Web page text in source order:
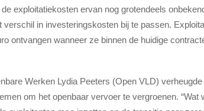
exploitatiekosten ervan nog grotendeels
in investeringskosten bij te passen.
ontvangen wanneer ze binnen de huidige
Werken Lydia Peeters (Open VLD)
om het openbaar vervoer te vergroenen. “Wat